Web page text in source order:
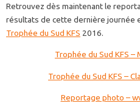
Retrouvez dès maintenant le
résultats de cette dernière journée
Trophée du Sud KFS 2016.
Trophée du Sud KFS –
Trophée du Sud KFS –
Reportage photo –